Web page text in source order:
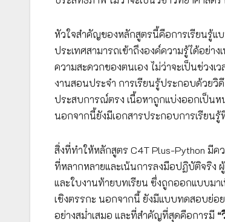
หัวใจสำคัญของหลักสูตรนี้คือการเรียนรู้
ประเทศสามารถเข้าถึงองค์ความรู้ได้อย่า
ความสะดวกของตนเอง ไม่ว่าจะเป็นช่วง
งานสอนประจำ การเรียนรู้ประกอบด้วย
ประสบการณ์ตรง เนื้อหาถูกแบ่งออกเป็นห
นอกจากนี้ยังมีเอกสารประกอบการเรียน
สิ่งที่ทำให้หลักสูตร C4T Plus-Python มีค
ที่หลากหลายและเน้นการลงมือปฏิบัติจริง
และใบงานท้ายบทเรียน ซึ่งถูกออกแบบม
เชิงตรรกะ นอกจากนี้ ยังมีแบบทดสอบย่อ
อย่างสม่ำเสมอ และที่สำคัญที่สุดคือการมี